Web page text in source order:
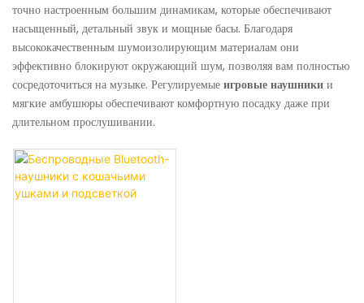
точно настроенным большим динамикам, которые обеспечивают
насыщенный, детальный звук и мощные басы. Благодаря
высококачественным шумоизолирующим материалам они
эффективно блокируют окружающий шум, позволяя вам полностью
сосредоточиться на музыке. Регулируемые игровые наушники и
мягкие амбушюры обеспечивают комфортную посадку даже при
длительном прослушивании.